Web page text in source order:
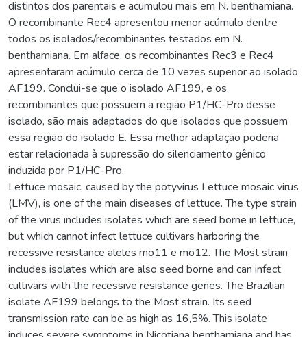
distintos dos parentais e acumulou mais em N. benthamiana.
O recombinante Rec4 apresentou menor acúmulo dentre
todos os isolados/recombinantes testados em N.
benthamiana. Em alface, os recombinantes Rec3 e Rec4
apresentaram acúmulo cerca de 10 vezes superior ao isolado
AF199. Conclui-se que o isolado AF199, e os
recombinantes que possuem a região P1/HC-Pro desse
isolado, são mais adaptados do que isolados que possuem
essa região do isolado E. Essa melhor adaptação poderia
estar relacionada à supressão do silenciamento gênico
induzida por P1/HC-Pro.
Lettuce mosaic, caused by the potyvirus Lettuce mosaic virus
(LMV), is one of the main diseases of lettuce. The type strain
of the virus includes isolates which are seed borne in lettuce,
but which cannot infect lettuce cultivars harboring the
recessive resistance aleles mo11 e mo12. The Most strain
includes isolates which are also seed borne and can infect
cultivars with the recessive resistance genes. The Brazilian
isolate AF199 belongs to the Most strain. Its seed
transmission rate can be as high as 16,5%. This isolate